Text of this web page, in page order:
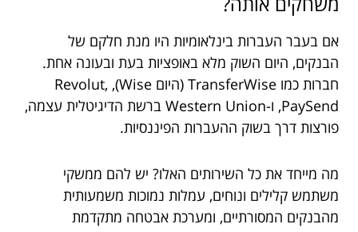
אם בעבר העברות בינלאומיות היו מנת חלקם של
הבנקים, היום השוק מלא באופציות בעת ובעונה אחת.
חברות כמו TransferWise (היום Wise), Revolut,
PaySend, ו-Western Union ברשת הדיגיטלית עצמה,
פורצות דרך בשוק ההעברות הפיננסיות.
מה מייחד את כל השירותים האלו? יש להם ממשקי
משתמש קלילים ונוחים, עמלות נמוכות משמעותית
מהבנקים המסורתיים, ומערכת אבטחה מתקדמת